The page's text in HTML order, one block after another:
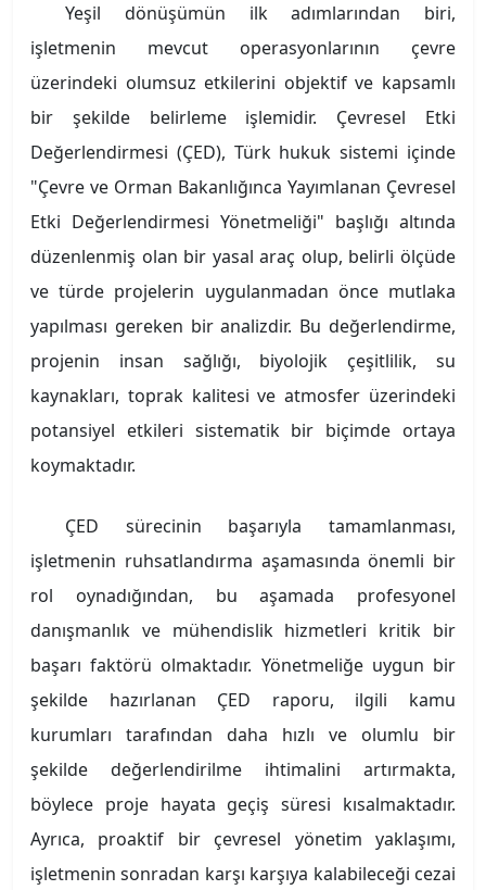
Yeşil dönüşümün ilk adımlarından biri,
işletmenin mevcut operasyonlarının çevre
üzerindeki olumsuz etkilerini objektif ve kapsamlı
bir şekilde belirleme işlemidir. Çevresel Etki
Değerlendirmesi (ÇED), Türk hukuk sistemi içinde
"Çevre ve Orman Bakanlığınca Yayımlanan Çevresel
Etki Değerlendirmesi Yönetmeliği" başlığı altında
düzenlenmiş olan bir yasal araç olup, belirli ölçüde
ve türde projelerin uygulanmadan önce mutlaka
yapılması gereken bir analizdir. Bu değerlendirme,
projenin insan sağlığı, biyolojik çeşitlilik, su
kaynakları, toprak kalitesi ve atmosfer üzerindeki
potansiyel etkileri sistematik bir biçimde ortaya
koymaktadır.
ÇED sürecinin başarıyla tamamlanması,
işletmenin ruhsatlandırma aşamasında önemli bir
rol oynadığından, bu aşamada profesyonel
danışmanlık ve mühendislik hizmetleri kritik bir
başarı faktörü olmaktadır. Yönetmeliğe uygun bir
şekilde hazırlanan ÇED raporu, ilgili kamu
kurumları tarafından daha hızlı ve olumlu bir
şekilde değerlendirilme ihtimalini artırmakta,
böylece proje hayata geçiş süresi kısalmaktadır.
Ayrıca, proaktif bir çevresel yönetim yaklaşımı,
işletmenin sonradan karşı karşıya kalabileceği cezai